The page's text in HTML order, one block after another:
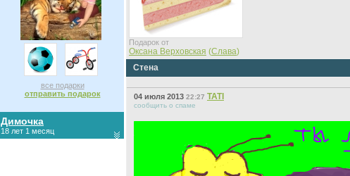
все подарки
отправить подарок
Димочка
18 лет 1 месяц
Подарок от
Оксана Верховская (Слава)
Стена
04 июля 2013 22:27 ТАТI
сообщить о спаме